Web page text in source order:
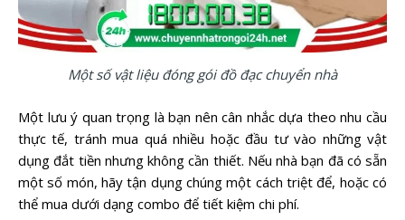
Một số vật liệu đóng gói đồ đạc chuyển nhà
Một lưu ý quan trọng là bạn nên cân nhắc dựa theo nhu cầu
thực tế, tránh mua quá nhiều hoặc đầu tư vào những vật
dụng đắt tiền nhưng không cần thiết. Nếu nhà bạn đã có sẵn
một số món, hãy tận dụng chúng một cách triệt để, hoặc có
thể mua dưới dạng combo để tiết kiệm chi phí.